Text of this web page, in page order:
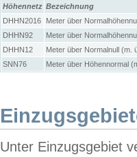
Höhennetz Bezeichnung
DHHN2016
Meter über
DHHN92
Meter über
DHHN12
Meter über Normalnull (m.
SNN76
Meter über Höhennormal
Unter Einzugsgebiet